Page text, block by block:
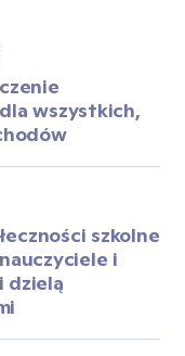
wszystkich,
szkolne
i
dzielą